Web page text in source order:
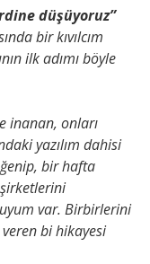
düşüyoruz”
bir kıvılcım
ilk adımı böyle
inanan, onları
yazılım dahisi
bir hafta
var. Birbirlerini
veren bi hikayesi